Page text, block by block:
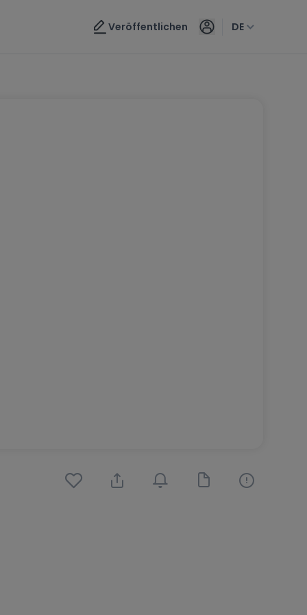
Veröffentlichen DE